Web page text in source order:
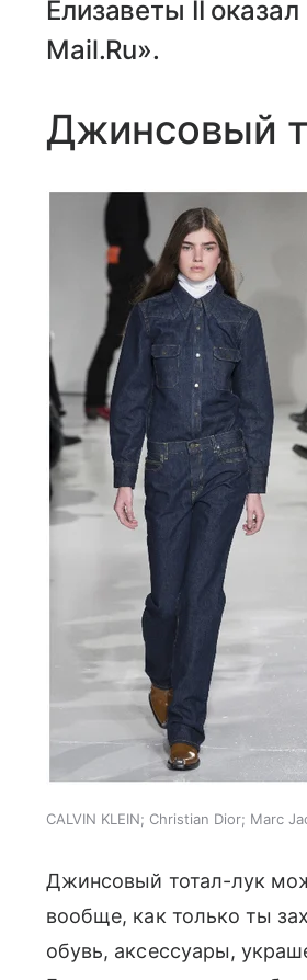
Елизаветы II
Mail.Ru».
Джинсовый
CALVIN KLEIN; Christian Dior; Marc
Джинсовый тотал-лук
вообще, как только ты
обувь, аксессуары,